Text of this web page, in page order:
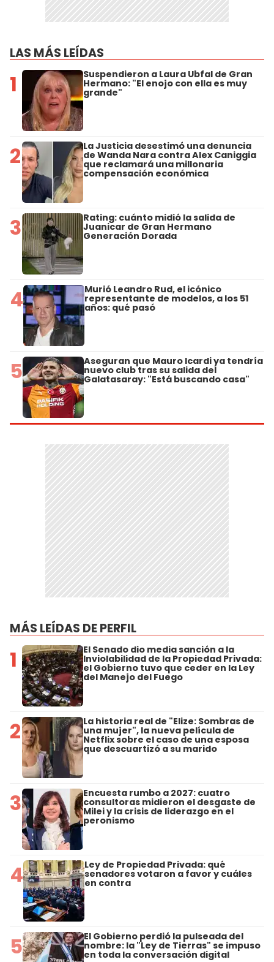
LAS MÁS LEÍDAS
1 Suspendieron a Laura Ubfal de Gran
Hermano: "El enojo con ella es muy
grande"
2 La Justicia desestimó una denuncia
de Wanda Nara contra Alex Caniggia
que reclamará una millonaria
compensación económica
3 Rating: cuánto midió la salida de
Juanicar de Gran Hermano
Generación Dorada
4 Murió Leandro Rud, el icónico
representante de modelos, a los 51
años: qué pasó
5 Aseguran que Mauro Icardi ya tendría
nuevo club tras su salida del
Galatasaray: "Está buscando casa"
MÁS LEÍDAS DE PERFIL
1 El Senado dio media sanción a la
Inviolabilidad de la Propiedad Privada:
el Gobierno tuvo que ceder en la Ley
del Manejo del Fuego
2 La historia real de "Elize: Sombras de
una mujer", la nueva película de
Netflix sobre el caso de una esposa
que descuartizó a su marido
3 Encuesta rumbo a 2027: cuatro
consultoras midieron el desgaste de
Milei y la crisis de liderazgo en el
peronismo
4 Ley de Propiedad Privada: qué
senadores votaron a favor y cuáles
en contra
5 El Gobierno perdió la pulseada del
nombre: la "Ley de Tierras" se impuso
en toda la conversación digital